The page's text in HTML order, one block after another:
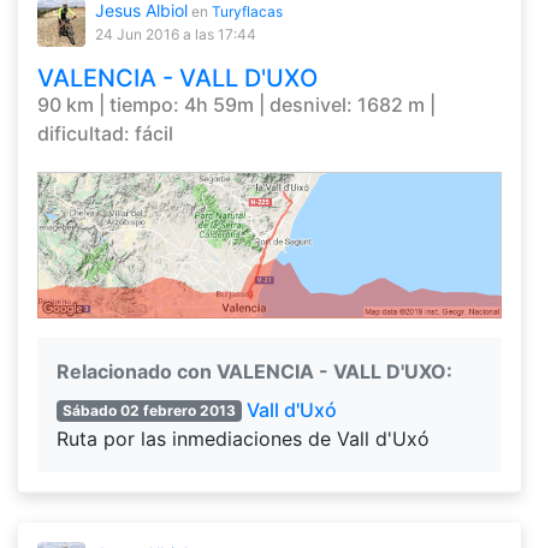
Jesus Albiol en Turyflacas
24 Jun 2016 a las 17:44
VALENCIA - VALL D'UXO
90 km | tiempo: 4h 59m | desnivel: 1682 m |
dificultad: fácil
Relacionado con VALENCIA - VALL D'UXO:
Sábado 02 febrero 2013
Vall d'Uxó
Ruta por las inmediaciones de Vall d'Uxó